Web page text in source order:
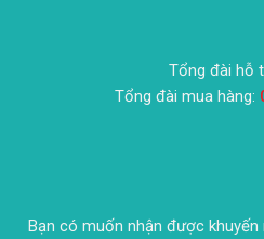
Tổng đài hỗ
Tổng đài mua hàng:
Bạn có muốn nhận được